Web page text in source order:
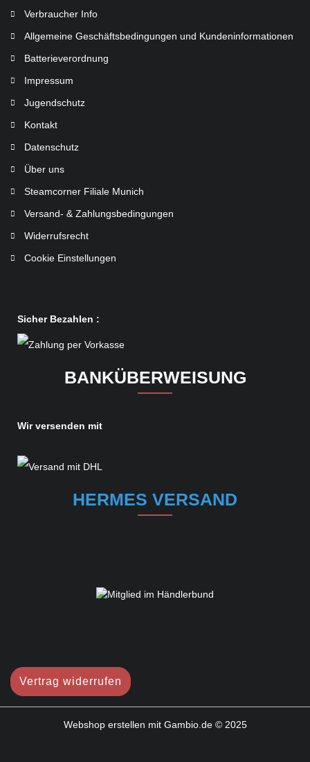
Verbraucher Info
Allgemeine Geschäftsbedingungen und Kundeninformationen
Batterieverordnung
Impressum
Jugendschutz
Kontakt
Datenschutz
Über uns
Steamcorner Filiale Munich
Versand- & Zahlungsbedingungen
Widerrufsrecht
Cookie Einstellungen
Sicher Bezahlen :
BANKÜBERWEISUNG
Wir versenden mit
HERMES VERSAND
Vertrag widerrufen
Webshop erstellen mit Gambio.de © 2025